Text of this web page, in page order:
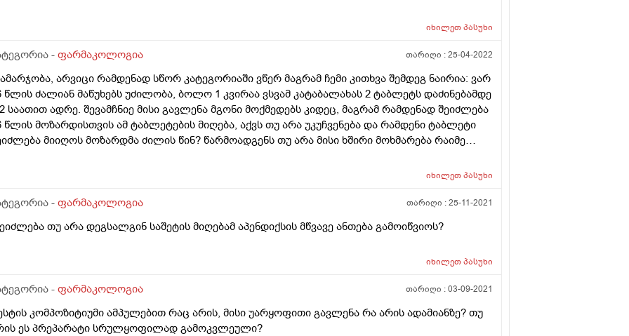
იხილეთპასუხი
- ფარმაკოლოგია თარიღი :25-04-2022
არვიცი რამდენად სწორ კატეგორიაში ვწერ მაგრამ ჩემი კითხვა შემდეგ ნაირია: ვარ
წლის ძალიან მაწუხებს უძილობა, ბოლო 1 კვირაა ვსვამ კატაბალახას 2 ტაბლეტს დაძინებამდე
საათით ადრე. შევამჩნიე მისი გავლენა მგონი მოქმედებს კიდეც, მაგრამ რამდენად შეიძლება
წლის მოზარდისთვის ამ ტაბლეტების მიღება, აქვს თუ არა უკუჩვენება და რამდენი ტაბლეტი
მიიღოს მოზარდმა ძილის წინ? წარმოადგენს თუ არა მისი ხშირი მოხმარება რაიმე
იხილეთპასუხი
- ფარმაკოლოგია თარიღი :25-11-2021
თუ არა დეგსალგინ საშეტის მიღებამ აპენდიქსის მწვავე ანთება გამოიწვიოს?
იხილეთპასუხი
- ფარმაკოლოგია თარიღი :03-09-2021
კომპოზიტიუმი ამპულებით რაც არის, მისი უარყოფითი გავლენა რა არის ადამიანზე? თუ
ეს პრეპარატი სრულყოფილად გამოკვლეული?